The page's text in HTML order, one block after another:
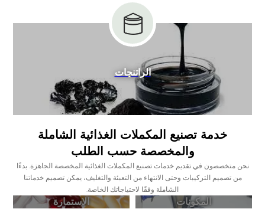
الراتنجات
خدمة تصنيع المكملات الغذائية الشاملة
والمخصصة حسب الطلب
نحن متخصصون في تقديم خدمات تصنيع المكملات الغذائية المخصصة الجاهزة. بدءًا
من تصميم التركيبات وحتى الانتهاء من التعبئة والتغليف، يمكن تصميم خدماتنا
الشاملة وفقًا لاحتياجاتك الخاصة.
المكونات
الاستمارة